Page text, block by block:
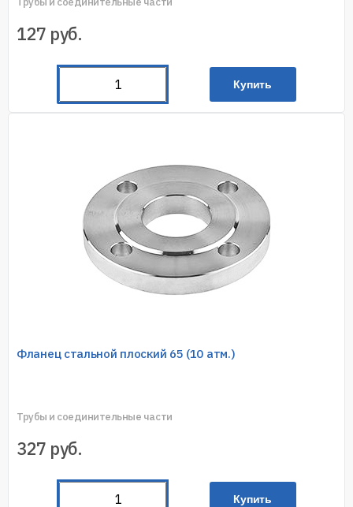
127 руб.
Купить
Фланец стальной плоский 65 (10 атм.)
Трубы и соединительные части
327 руб.
Купить